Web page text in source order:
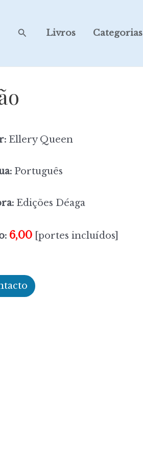
SearchLivros Categorias
Ellery Queen
Português
Edições Déaga
6,00 [portes incluídos]